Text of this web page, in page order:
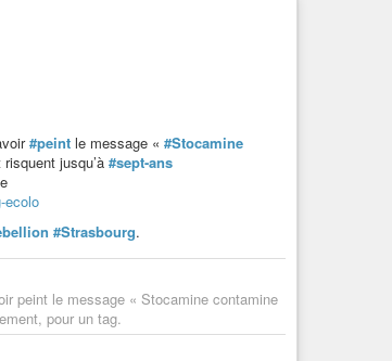
#peint le message « #Stocamine
risquent jusqu’à #sept-ans
ecolo
#Strasbourg.
peint le message « Stocamine contamine
pour un tag.